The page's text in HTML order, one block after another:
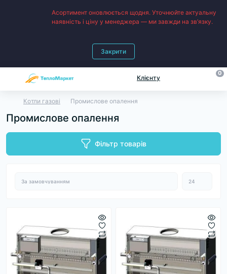
Асортимент оновлюється щодня. Уточнюйте актуальну
наявність і ціну у менеджера — ми завжди на зв’язку.
Закрити
Клієнту
0
Котли газові Промислове опалення
Промислове опалення
Фільтр товарів